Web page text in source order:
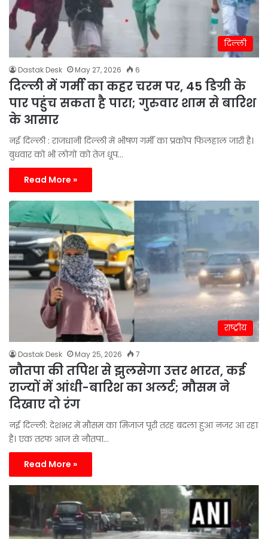
दिल्ली
Dastak Desk May 27, 2026 6
दिल्ली में गर्मी का कहर चरम पर, 45 डिग्री के
पार पहुंच सकता है पारा; गुरुवार शाम से बारिश
के आसार
नई दिल्ली : राजधानी दिल्ली में भीषण गर्मी का प्रकोप फिलहाल जारी है।
बुधवार को भी लोगों को तेज धूप…
Read More »
राष्ट्रीय
Dastak Desk May 25, 2026 7
नौतपा की तपिश से झुलसेगा उत्तर भारत, कई
राज्यों में आंधी-बारिश का अलर्ट; मौसम ने
दिखाए दो रंग
नई दिल्ली: देशभर में मौसम का मिजाज पूरी तरह बदला हुआ नजर आ रहा
है। एक तरफ आज से नौतपा…
Read More »